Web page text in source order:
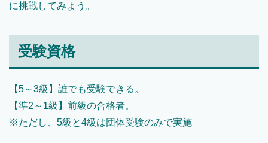
に挑戦してみよう。
受験資格
【5～3級】誰でも受験できる。
【準2～1級】前級の合格者。
※ただし、5級と4級は団体受験のみで実施